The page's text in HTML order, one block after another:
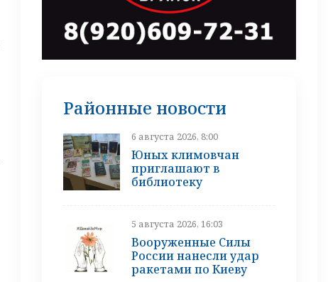
Районные новости
6 августа 2026, 8:00
Юных климовчан
приглашают в
библиотеку
5 августа 2026, 16:03
Вооруженные Силы
России нанесли удар
ракетами по Киеву